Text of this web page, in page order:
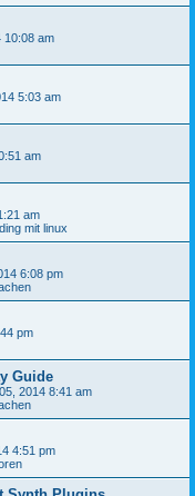
10:08 am
5:03 am
am
am
mit linux
6:08 pm
pm
Guide
2014 8:41 am
4:51 pm